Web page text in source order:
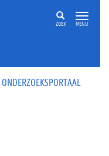
ZOEK MENU